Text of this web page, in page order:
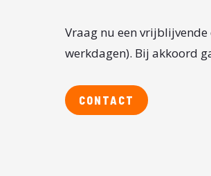
Vraag nu een
werkdagen). Bij akkoord
CONTACT